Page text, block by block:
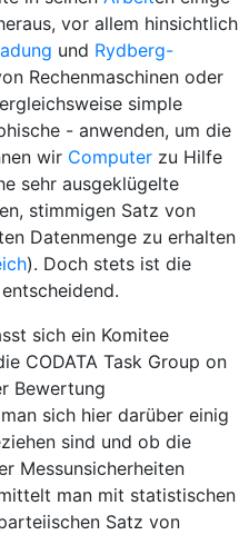
vor allem hinsichtlich
und Rydberg-
Rechenmaschinen oder
simple
- anwenden, um die
wir Computer zu Hilfe
sehr ausgeklügelte
stimmigen Satz von
Datenmenge zu erhalten
). Doch stets ist die
sich ein Komitee
CODATA Task Group on
Bewertung
sich hier darüber einig
sind und ob die
Messunsicherheiten
man mit statistischen
Satz von